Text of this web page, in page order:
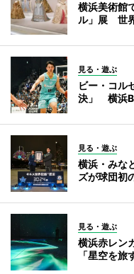
横浜美術館
ル」展 世
見る・遊ぶ
ビー・コル
決」 横浜
見る・遊ぶ
横浜・みな
ズが球団初
見る・遊ぶ
横浜赤レン
「星空を旅